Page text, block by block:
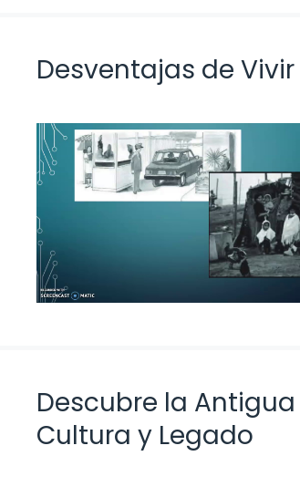
Desventajas de
Descubre la
Cultura y Legado